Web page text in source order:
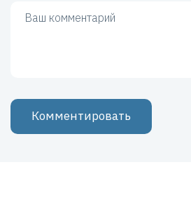
Комментировать